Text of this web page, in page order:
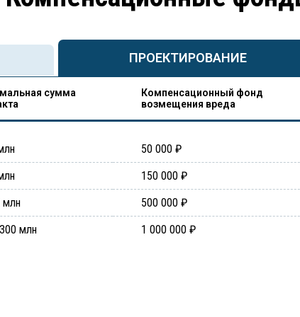
ПРОЕКТИРОВАНИЕ
сумма
Компенсационный фонд
возмещения вреда
50 000 ₽
150 000 ₽
млн 500 000 ₽
млн 1 000 000 ₽